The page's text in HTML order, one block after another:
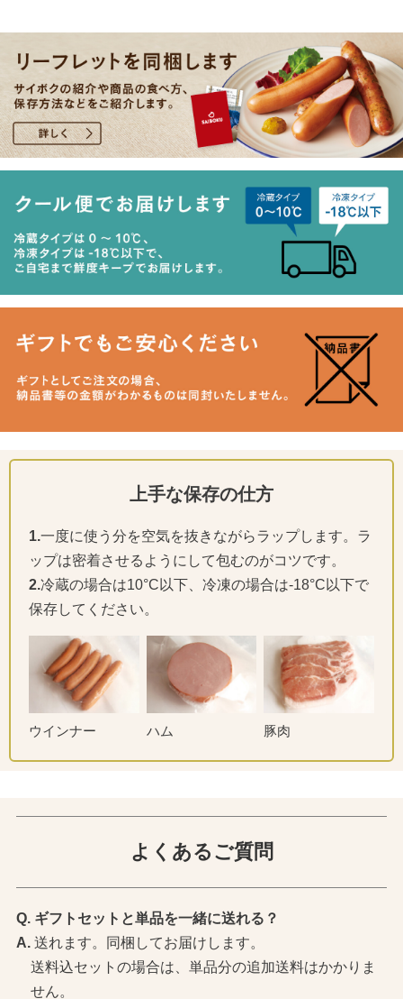
上手な保存の仕方
1.一度に使う分を空気を抜きながらラップします。ラ
ップは密着させるようにして包むのがコツです。
2.冷蔵の場合は10°C以下、冷凍の場合は-18°C以下で
保存してください。
ウインナー ハム 豚肉
よくあるご質問
ギフトセットと単品を一緒に送れる？
送れます。同梱してお届けします。
送料込セットの場合は、単品分の追加送料はかかりま
せん。